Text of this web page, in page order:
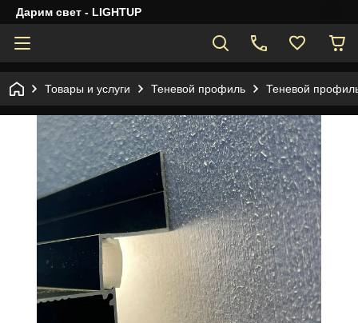
Дарим свет - LIGHTUP
Товары и услуги Теневой профиль Теневой